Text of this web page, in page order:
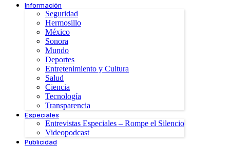
Información
Seguridad
Hermosillo
México
Sonora
Mundo
Deportes
Entretenimiento y Cultura
Salud
Ciencia
Tecnología
Transparencia
Especiales
Entrevistas Especiales – Rompe el Silencio
Videopodcast
Publicidad